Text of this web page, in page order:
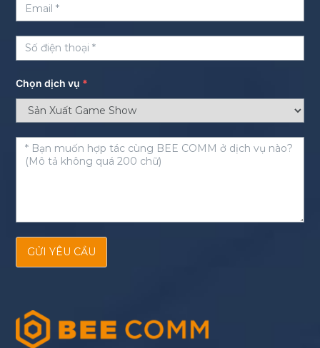
Chọn dịch vụ *
GỬI YÊU CẦU